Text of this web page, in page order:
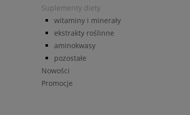
Suplementy diety
witaminy i minerały
ekstrakty roślinne
aminokwasy
pozostałe
Nowości
Promocje